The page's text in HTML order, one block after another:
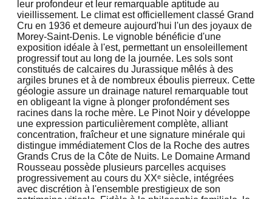
leur profondeur et leur remarquable aptitude au
vieillissement. Le climat est officiellement classé Grand
Cru en 1936 et demeure aujourd'hui l'un des joyaux de
Morey-Saint-Denis. Le vignoble bénéficie d'une
exposition idéale à l'est, permettant un ensoleillement
progressif tout au long de la journée. Les sols sont
constitués de calcaires du Jurassique mêlés à des
argiles brunes et à de nombreux éboulis pierreux. Cette
géologie assure un drainage naturel remarquable tout
en obligeant la vigne à plonger profondément ses
racines dans la roche mère. Le Pinot Noir y développe
une expression particulièrement complète, alliant
concentration, fraîcheur et une signature minérale qui
distingue immédiatement Clos de la Roche des autres
Grands Crus de la Côte de Nuits. Le Domaine Armand
Rousseau possède plusieurs parcelles acquises
progressivement au cours du XXᵉ siècle, intégrées
avec discrétion à l'ensemble prestigieux de son